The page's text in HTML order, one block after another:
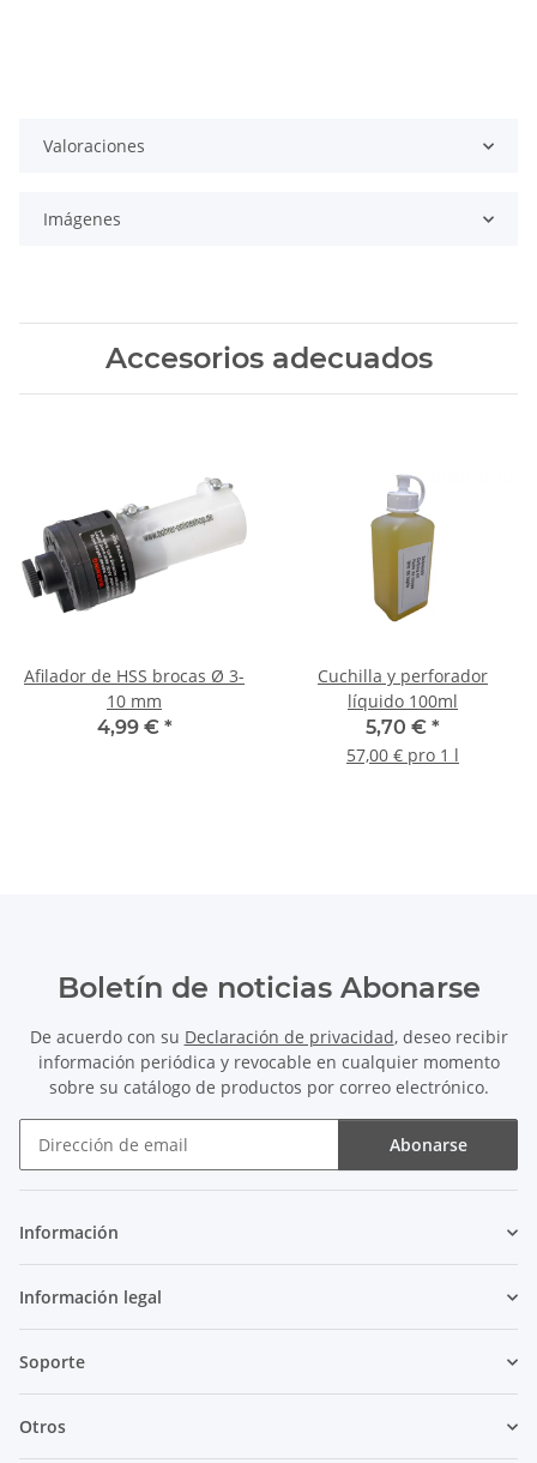
Valoraciones
Imágenes
Accesorios adecuados
Afilador de HSS brocas Ø 3-
10 mm
4,99 € *
Cuchilla y perforador
líquido 100ml
5,70 € *
57,00 € pro 1 l
Boletín de noticias Abonarse
De acuerdo con su Declaración de privacidad, deseo recibir
información periódica y revocable en cualquier momento
sobre su catálogo de productos por correo electrónico.
Abonarse
Información
Información legal
Soporte
Otros